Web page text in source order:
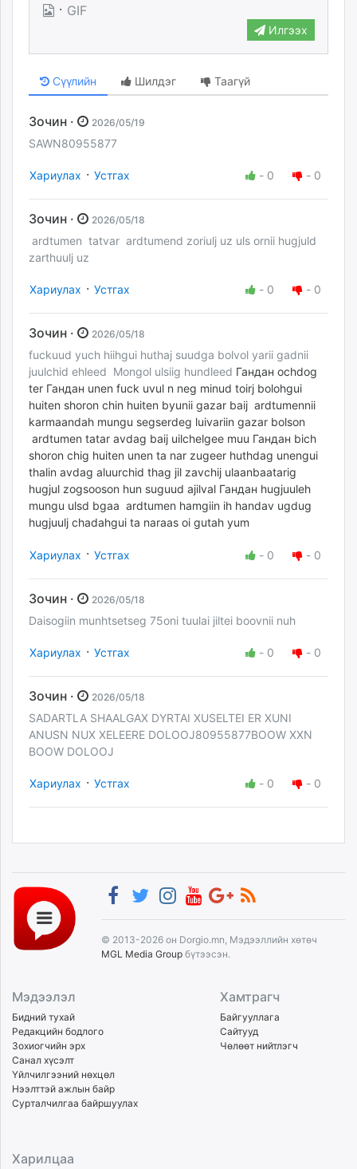
· GIF
Илгээх
Сүүлийн Шилдэг Таагүй
Зочин · 2026/05/19
SAWN80955877
Хариулах · Устгах - 0 - 0
Зочин · 2026/05/18
ardtumen tatvar ardtumend zoriulj uz uls ornii hugjuld
zarthuulj uz
Хариулах · Устгах - 0 - 0
Зочин · 2026/05/18
fuckuud yuch hiihgui huthaj suudga bolvol yarii gadnii
juulchid ehleed Mongol ulsiig hundleed Гандан ochdog
ter Гандан unen fuck uvul n neg minud toirj bolohgui
huiten shoron chin huiten byunii gazar baij ardtumennii
karmaandah mungu segserdeg luivariin gazar bolson
ardtumen tatar avdag baij uilchelgee muu Гандан bich
shoron chig huiten unen ta nar zugeer huthdag unengui
thalin avdag aluurchid thag jil zavchij ulaanbaatarig
hugjul zogsooson hun suguud ajilval Гандан hugjuuleh
mungu ulsd bgaa ardtumen hamgiin ih handav ugdug
hugjuulj chadahgui ta naraas oi gutah yum
Хариулах · Устгах - 0 - 0
Зочин · 2026/05/18
Daisogiin munhtsetseg 75oni tuulai jiltei boovnii nuh
Хариулах · Устгах - 0 - 0
Зочин · 2026/05/18
SADARTLA SHAALGAX DYRTAI XUSELTEI ER XUNI
ANUSN NUX XELEERE DOLOOJ80955877BOOW XXN
BOOW DOLOOJ
Хариулах · Устгах - 0 - 0
© 2013-2026 он Dorgio.mn, Мэдээллийн хөтөч
MGL Media Group бүтээсэн.
Мэдээлэл
Бидний тухай
Редакцийн бодлого
Зохиогчийн эрх
Санал хүсэлт
Үйлчилгээний нөхцөл
Нээлттэй ажлын байр
Сурталчилгаа байршуулах
Хамтрагч
Байгууллага
Сайтууд
Чөлөөт нийтлэгч
Харилцаа